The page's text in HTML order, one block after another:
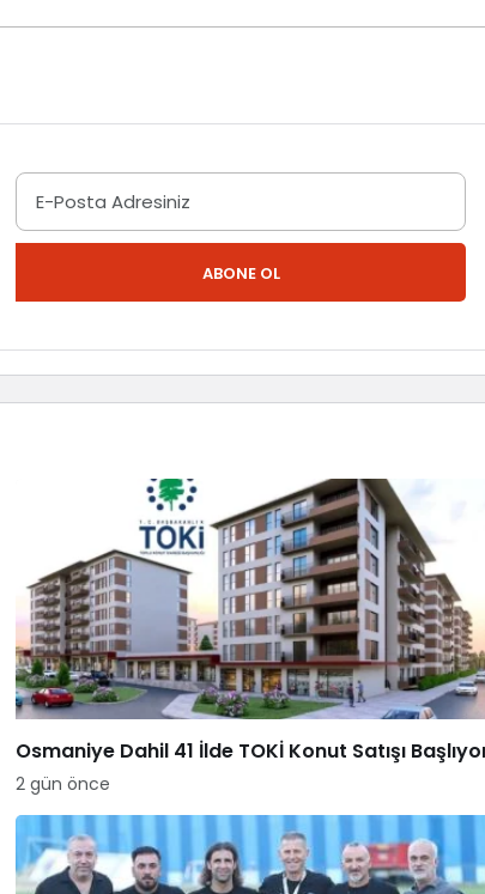
ABONE OL
Osmaniye Dahil 41 İlde TOKİ Konut Satışı
2 gün önce